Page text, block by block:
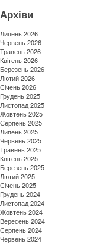
Архіви
Липень 2026
Червень 2026
Травень 2026
Квітень 2026
Березень 2026
Лютий 2026
Січень 2026
Грудень 2025
Листопад 2025
Жовтень 2025
Серпень 2025
Липень 2025
Червень 2025
Травень 2025
Квітень 2025
Березень 2025
Лютий 2025
Січень 2025
Грудень 2024
Листопад 2024
Жовтень 2024
Вересень 2024
Серпень 2024
Червень 2024